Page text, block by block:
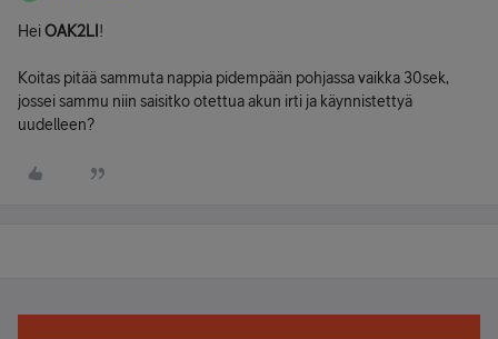
HeiOAK2LI !
Koitas pitää sammuta nappia pidempään pohjassa vaikka 30sek,
jossei sammu niin saisitko otettua akun irti ja käynnistettyä
uudelleen?